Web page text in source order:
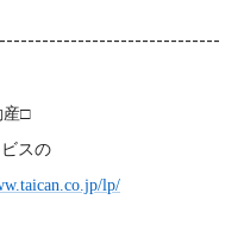
産□
スの
lp/